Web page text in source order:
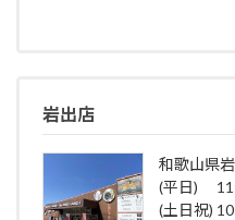
岩出店
和歌山県
(平日)
(土日祝)